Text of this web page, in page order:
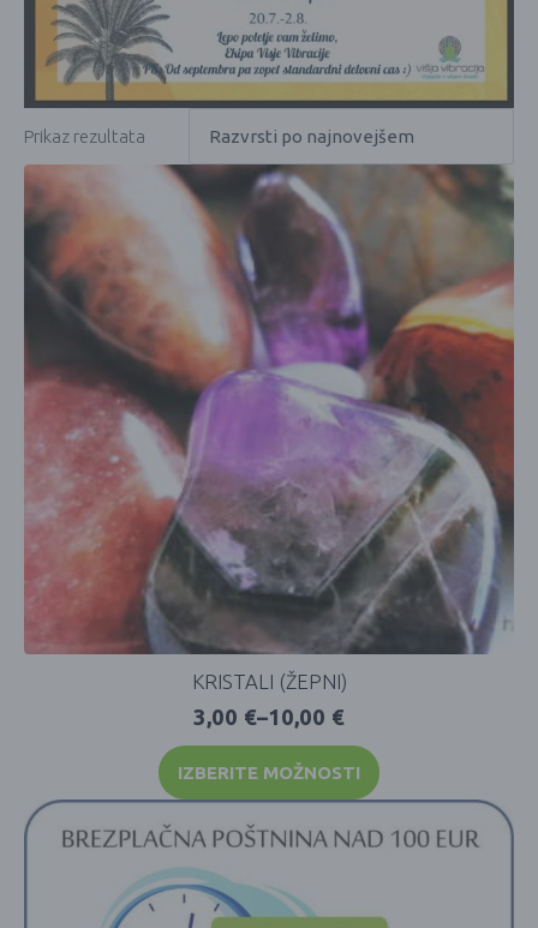
Prikaz rezultata
KRISTALI (ŽEPNI)
3,00 €–10,00 €
IZBERITE MOŽNOSTI